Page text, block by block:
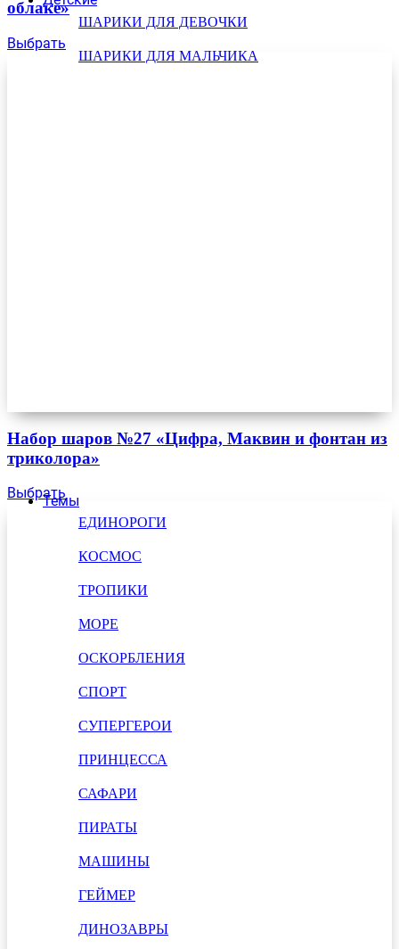
ШАРИКИ ДЛЯ ДЕВОЧКИ
ШАРИКИ ДЛЯ МАЛЬЧИКА
Темы
ЕДИНОРОГИ
КОСМОС
ТРОПИКИ
МОРЕ
ОСКОРБЛЕНИЯ
СПОРТ
СУПЕРГЕРОИ
ПРИНЦЕССА
САФАРИ
ПИРАТЫ
МАШИНЫ
ГЕЙМЕР
ДИНОЗАВРЫ
облаке»
Выбрать
Набор шаров №27 «Цифра, Маквин и фонтан из
триколора»
Выбрать